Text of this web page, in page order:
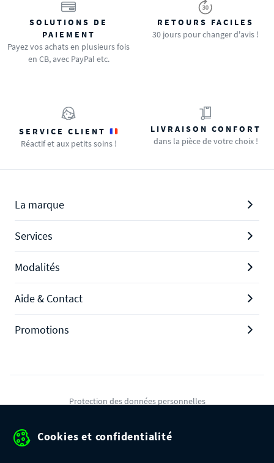
SOLUTIONS DE
PAIEMENT
Payez vos achats en plusieurs fois
en CB, avec PayPal etc.
RETOURS FACILES
30 jours pour changer d'avis !
SERVICE CLIENT
Réactif et aux petits soins !
LIVRAISON CONFORT
dans la pièce de votre choix !
La marque
Services
Modalités
Aide & Contact
Promotions
Protection des données personnelles
Cookies et confidentialité